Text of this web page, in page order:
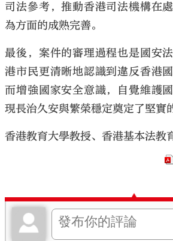
司法參考，推動香港司法機構在
為方面的成熟完善。
最後，案件的審理過程也是國安
港市民更清晰地認識到違反香港
而增強國家安全意識，自覺維護
現長治久安與繁榮穩定奠定了堅實
香港教育大學教授、香港基本法教